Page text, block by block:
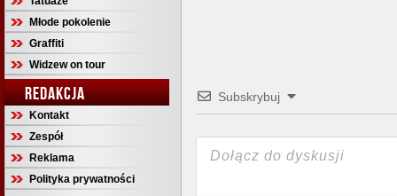
Młode pokolenie
Graffiti
Widzew on tour
REDAKCJA
Kontakt
Zespół
Reklama
Polityka prywatności
Subskrybuj